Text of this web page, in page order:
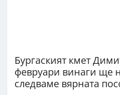
Бургаският кмет
февруари винаги ще
следваме вярната